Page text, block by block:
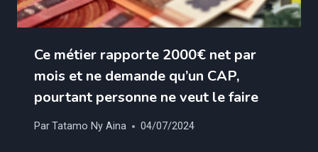
Ce métier rapporte 2000€ net par
mois et ne demande qu’un CAP,
pourtant personne ne veut le faire
ParTatamo Ny Aina 04/07/2024